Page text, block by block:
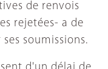
de renvois
rejetées- a de
soumissions.